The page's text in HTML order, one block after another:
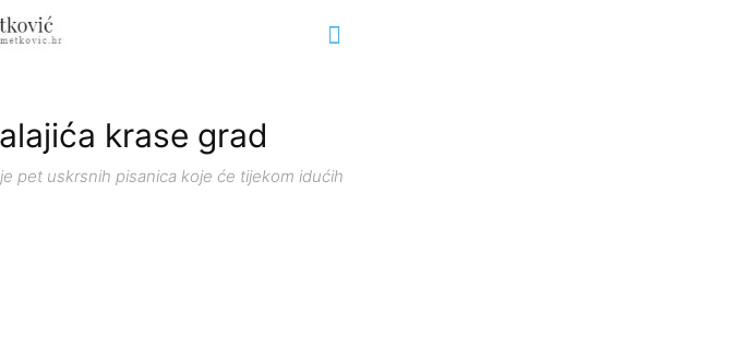
krase grad
pet uskrsnih pisanica koje će tijekom idućih